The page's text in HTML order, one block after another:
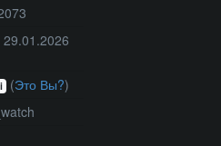
29.01.2026
(Это Вы?)